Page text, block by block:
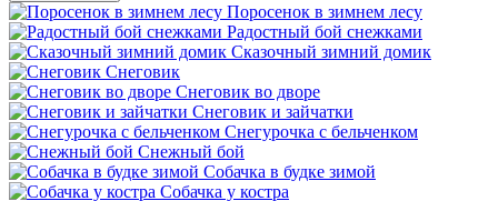
Поросенок в зимнем лесу
Радостный бой снежками
Сказочный зимний домик
Снеговик
Снеговик во дворе
Снеговик и зайчатки
Снегурочка с бельченком
Снежный бой
Собачка в будке зимой
Собачка у костра